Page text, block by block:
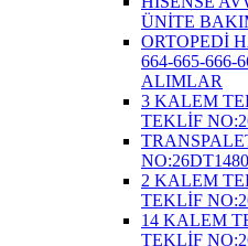
ÜNİTE
ORTOPEDİ
664-665-666-
ALIMLAR
3 KALEM
TEKLİF
2 KALEM
TEKLİF
14 KALEM
TEKLİF